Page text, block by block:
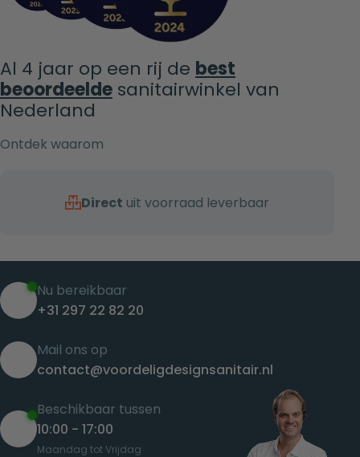
Al 4 jaar op een rij de best
beoordeelde sanitairwinkel van
Nederland
Ontdek waarom
Direct uit voorraad leverbaar
Nu bereikbaar
+31 297 22 82 20
Mail ons op
contact@voordeligdesignsanitair.nl
Beschikbaar tussen
10:00 - 17:00
Maandag tot Vrijdag